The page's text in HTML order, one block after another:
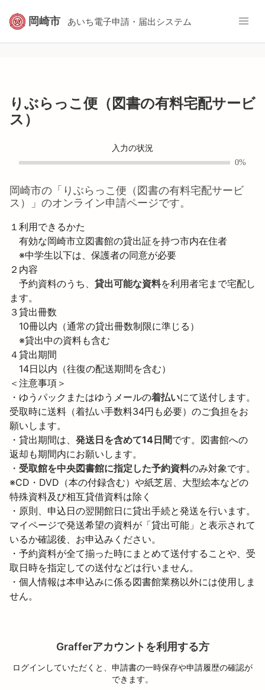
岡崎市 あいち電子申請・届出システム
りぶらっこ便（図書の有料宅配サービ
ス）
入力の状況
0%
岡崎市の「 りぶらっこ便（図書の有料宅配サービ
ス）
」のオンライン申請ページです。
１利用できるかた
有効な岡崎市立図書館の貸出証を持つ市内在住者
※中学生以下は、保護者の同意が必要
２内容
予約資料のうち、 貸出可能な資料を利用者宅まで宅配し
ます。
３貸出冊数
10冊以内（通常の貸出冊数制限に準じる）
※貸出中の資料も含む
４貸出期間
14日以内（往復の配送期間を含む）
＜注意事項＞
・ゆうパックまたはゆうメールの着払いにて送付します。
受取時に送料（着払い手数料34円も必要）のご負担をお
願いします。
・貸出期間は、 発送日を含めて14日間です。図書館への
返却も期間内にお願いします。
・ 受取館を中央図書館に指定した予約資料のみ対象です。
※CD・DVD（本の付録含む）や紙芝居、大型絵本などの
特殊資料及び相互貸借資料は除く
・原則、申込日の翌開館日に貸出手続と発送を行います。
マイページで発送希望の資料が「貸出可能」と表示されて
いるか確認後、お申込みください。
・予約資料が全て揃った時にまとめて送付することや、受
取日時を指定しての送付などは行いません。
・個人情報は本申込みに係る図書館業務以外には使用しま
せん。
Grafferアカウントを利用する方
ログインしていただくと、申請書の一時保存や申請履歴の確認が
できます。